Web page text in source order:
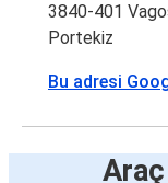
3840-401
Portekiz
Bu adresi